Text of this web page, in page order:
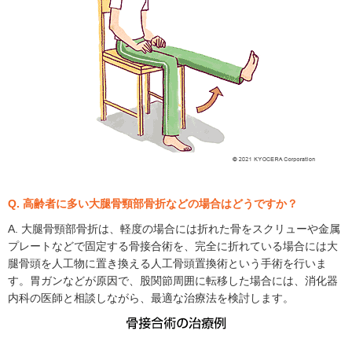
Q. 高齢者に多い大腿骨頸部骨折などの場合はどうですか？
A. 大腿骨頸部骨折は、軽度の場合には折れた骨をスクリューや金属
プレートなどで固定する骨接合術を、完全に折れている場合には大
腿骨頭を人工物に置き換える人工骨頭置換術という手術を行いま
す。胃ガンなどが原因で、股関節周囲に転移した場合には、消化器
内科の医師と相談しながら、最適な治療法を検討します。